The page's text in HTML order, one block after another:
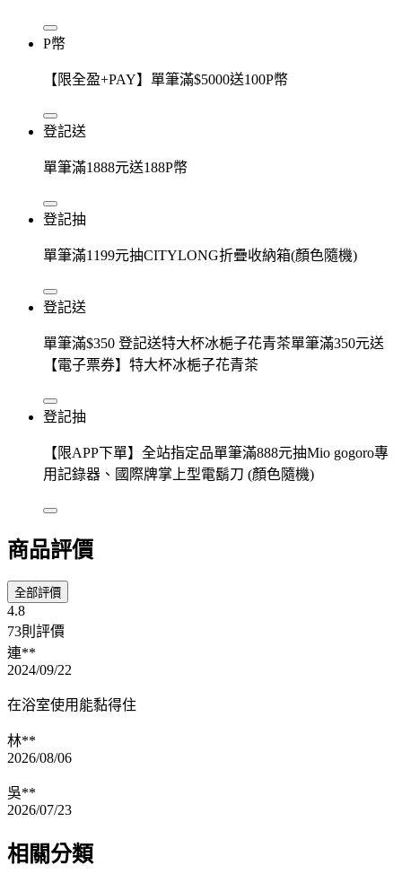
P幣
【限全盈+PAY】單筆滿$5000送100P幣
登記送
單筆滿1888元送188P幣
登記抽
單筆滿1199元抽CITYLONG折疊收納箱(顏色隨機)
登記送
單筆滿$350 登記送特大杯冰梔子花青茶單筆滿350元送
【電子票券】特大杯冰梔子花青茶
登記抽
【限APP下單】全站指定品單筆滿888元抽Mio gogoro專
用記錄器、國際牌掌上型電鬍刀 (顏色隨機)
商品評價
全部評價
4.8
73則評價
連**
2024/09/22
在浴室使用能黏得住
林**
2026/08/06
吳**
2026/07/23
相關分類